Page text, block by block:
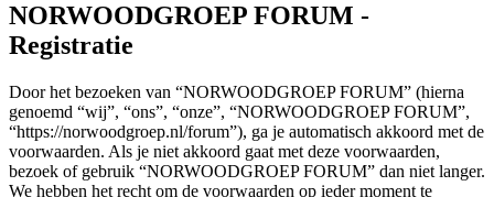
NORWOODGROEP FORUM -
Registratie
Door het bezoeken van “NORWOODGROEP FORUM” (hierna
genoemd “wij”, “ons”, “onze”, “NORWOODGROEP FORUM”,
“https://norwoodgroep.nl/forum”), ga je automatisch akkoord met de
voorwaarden. Als je niet akkoord gaat met deze voorwaarden,
bezoek of gebruik “NORWOODGROEP FORUM” dan niet langer.
We hebben het recht om de voorwaarden op ieder moment te